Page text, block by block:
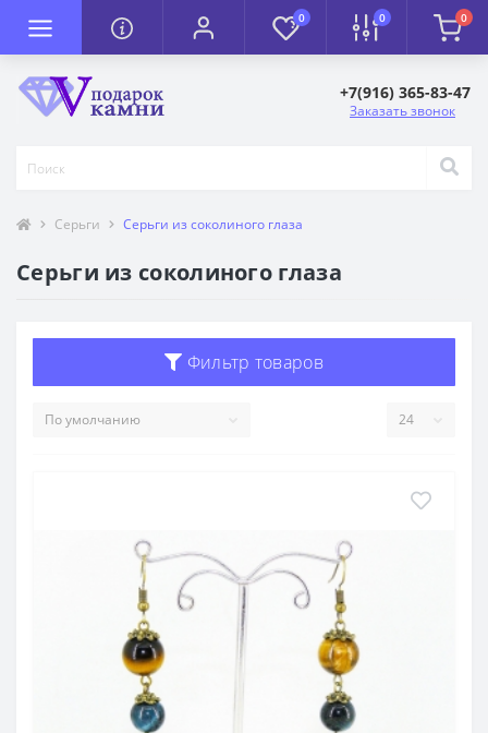
0 0 0
+7(916) 365-83-47
Заказать звонок
Серьги Серьги из соколиного глаза
Серьги из соколиного глаза
Фильтр товаров